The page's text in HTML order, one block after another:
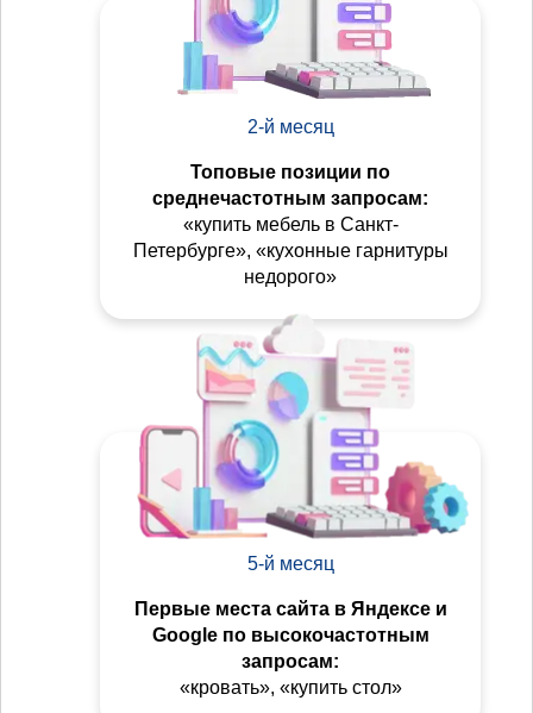
2-й месяц
Топовые позиции по
среднечастотным запросам:
«купить мебель в Санкт-
Петербурге», «кухонные гарнитуры
недорого»
5-й месяц
Первые места сайта в Яндексе и
Google по высокочастотным
запросам:
«кровать», «купить стол»